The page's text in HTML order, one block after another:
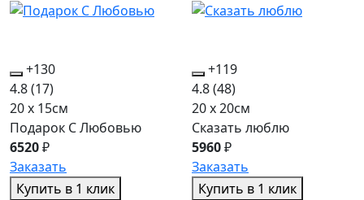
+130
4.8(17)
20 x 15см
Подарок С Любовью
6520₽
Заказать
Купить в 1 клик
+119
4.8(48)
20 x 20см
Сказать люблю
5960₽
Заказать
Купить в 1 клик